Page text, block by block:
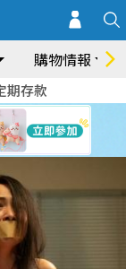
購物情報
期存款